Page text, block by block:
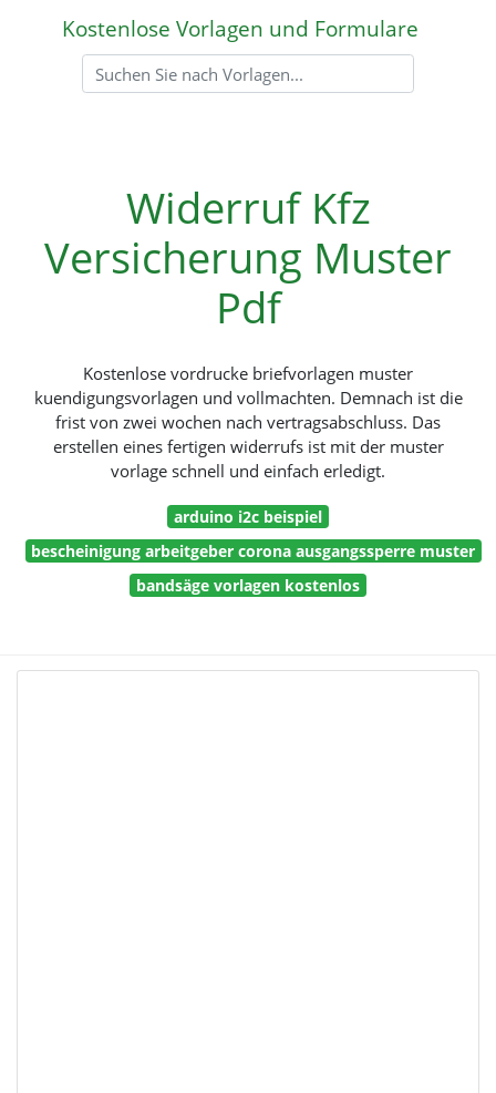
Kostenlose Vorlagen und Formulare
Widerruf Kfz
Versicherung Muster
Pdf
Kostenlose vordrucke briefvorlagen muster
kuendigungsvorlagen und vollmachten. Demnach ist die
frist von zwei wochen nach vertragsabschluss. Das
erstellen eines fertigen widerrufs ist mit der muster
vorlage schnell und einfach erledigt.
arduino i2c beispiel
bescheinigung arbeitgeber corona ausgangssperre muster
bandsäge vorlagen kostenlos